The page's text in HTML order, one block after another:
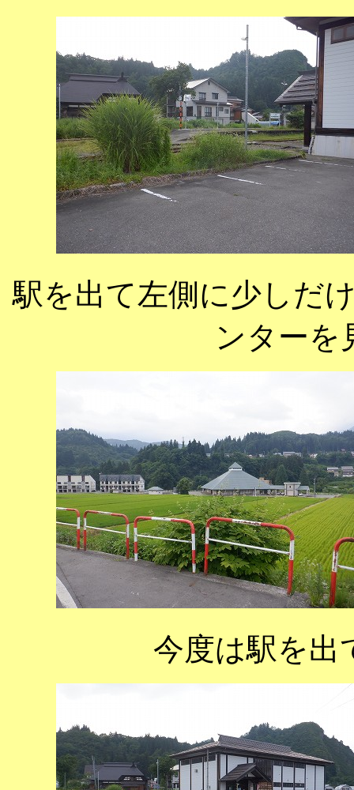
駅を出て左側に少しだ
ンターを
今度は駅を出